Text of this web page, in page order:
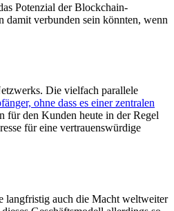
Potenzial der Blockchain-
verbunden sein könnten, wenn
Die vielfach parallele
ohne dass es einer zentralen
für den Kunden heute in der Regel
für eine vertrauenswürdige
langfristig auch die Macht weltweiter